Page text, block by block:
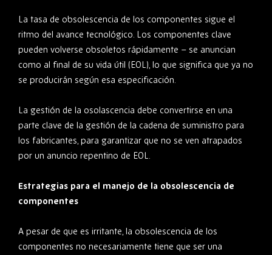
La tasa de obsolescencia de los componentes sigue el
ritmo del avance tecnológico. Los componentes clave
pueden volverse obsoletos rápidamente – se anuncian
como al final de su vida útil (EOL), lo que significa que ya no
se producirán según esa especificación.
La gestión de la osolascencia debe convertirse en una
parte clave de la gestión de la cadena de suministro para
los fabricantes, para garantizar que no se ven atrapados
por un anuncio repentino de EOL.
Estrategias para el manejo de la obsolescencia de
componentes
A pesar de que es irritante, la obsolescencia de los
componentes no necesariamente tiene que ser una